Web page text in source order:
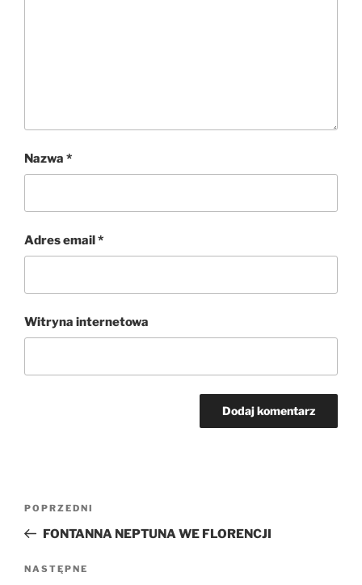
Nazwa *
Adres email*
Witryna internetowa
Poprzedni
wpis
POPRZEDNI
FONTANNA NEPTUNA WE FLORENCJI
Następny
NASTĘPNE